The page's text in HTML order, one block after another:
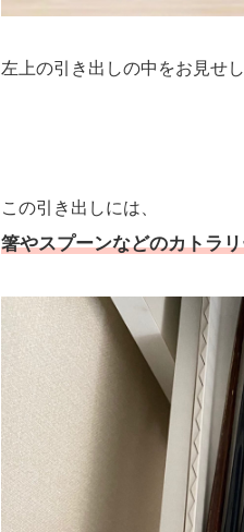
左上の引き出しの中をお見せ
この引き出しには、
箸やスプーンなどのカトラ